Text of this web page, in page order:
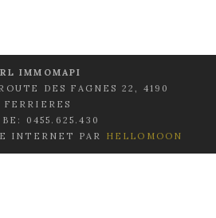
IMMOMAPI
DES FAGNES 22, 4190
FERRIERES
BE: 0455.625.430
INTERNET PAR
HELLOMOON